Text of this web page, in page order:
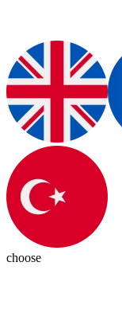
choose